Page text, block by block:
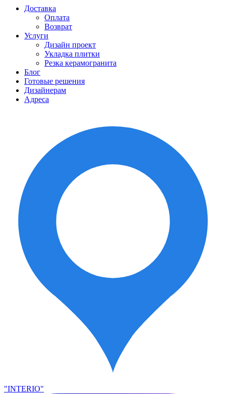
Доставка
Оплата
Возврат
Услуги
Дизайн проект
Укладка плитки
Резка керамогранита
Блог
Готовые решения
Дизайнерам
Адреса
"INTERIO"